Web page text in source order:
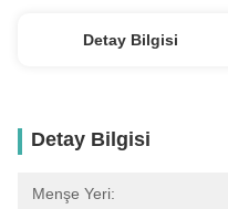
Detay Bilgisi
Detay Bilgisi
Menşe Yeri: